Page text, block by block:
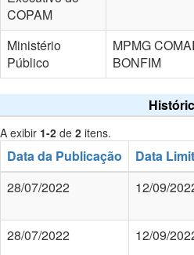
COPAM
Ministério
Público
MPMG
BONFIM
A exibir 1-2 de 2 itens.
Data da Publicação Data
28/07/2022
12/09/
28/07/2022 12/09/